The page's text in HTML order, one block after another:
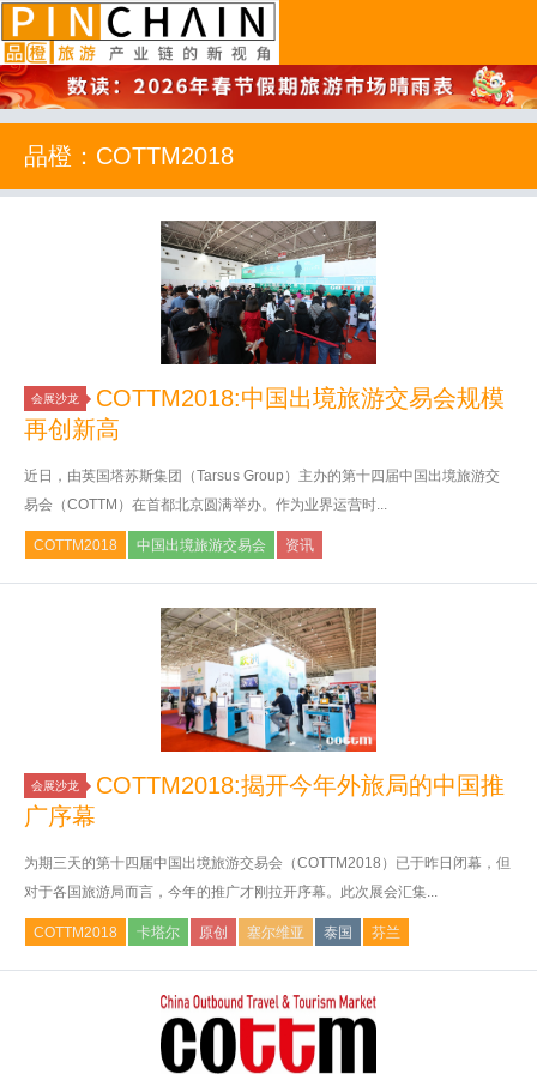
品橙旅游
品橙：COTTM2018
会展沙龙
COTTM2018:中国出境旅游交易会规模
再创新高
近日，由英国塔苏斯集团（Tarsus Group）主办的第十四届中国出境旅游交
易会（COTTM）在首都北京圆满举办。作为业界运营时...
COTTM2018 中国出境旅游交易会 资讯
会展沙龙
COTTM2018:揭开今年外旅局的中国推
广序幕
为期三天的第十四届中国出境旅游交易会（COTTM2018）已于昨日闭幕，但
对于各国旅游局而言，今年的推广才刚拉开序幕。此次展会汇集...
COTTM2018 卡塔尔 原创 塞尔维亚 泰国 芬兰